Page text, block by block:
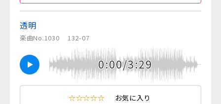
透明
楽曲No.1030 132-07
0:00/3:29
☆☆☆☆☆ お気に入り